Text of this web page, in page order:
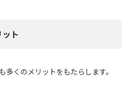
ト
くのメリットをもたらします。